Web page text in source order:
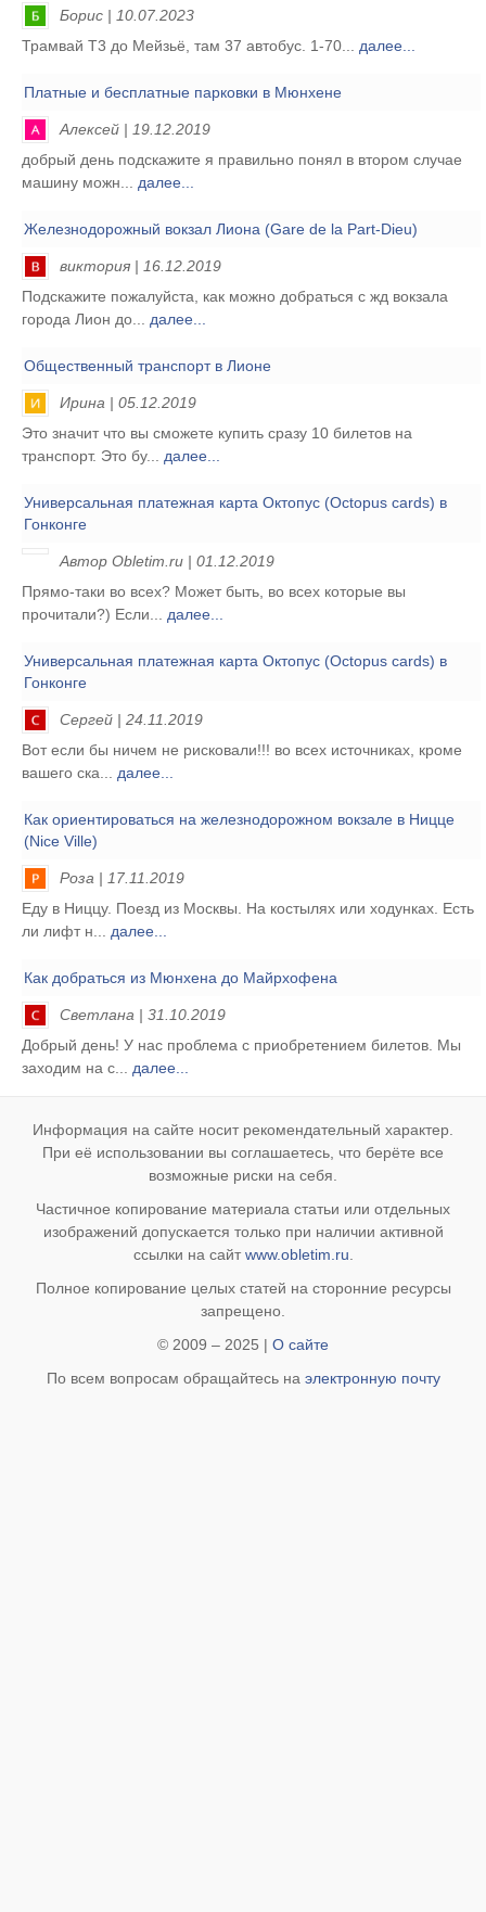
Борис | 10.07.2023
Трамвай Т3 до Мейзьё, там 37 автобус. 1-70... далее...
Платные и бесплатные парковки в Мюнхене
Алексей | 19.12.2019
добрый день подскажите я правильно понял в втором случае
машину можн... далее...
Железнодорожный вокзал Лиона (Gare de la Part-Dieu)
виктория | 16.12.2019
Подскажите пожалуйста, как можно добраться с жд вокзала
города Лион до... далее...
Общественный транспорт в Лионе
Ирина | 05.12.2019
Это значит что вы сможете купить сразу 10 билетов на
транспорт. Это бу... далее...
Универсальная платежная карта Октопус (Octopus cards) в
Гонконге
Автор Obletim.ru | 01.12.2019
Прямо-таки во всех? Может быть, во всех которые вы
прочитали?) Если... далее...
Универсальная платежная карта Октопус (Octopus cards) в
Гонконге
Сергей | 24.11.2019
Вот если бы ничем не рисковали!!! во всех источниках, кроме
вашего ска... далее...
Как ориентироваться на железнодорожном вокзале в Ницце
(Nice Ville)
Роза | 17.11.2019
Еду в Ниццу. Поезд из Москвы. На костылях или ходунках. Есть
ли лифт н... далее...
Как добраться из Мюнхена до Майрхофена
Светлана | 31.10.2019
Добрый день! У нас проблема с приобретением билетов. Мы
заходим на с... далее...
Информация на сайте носит рекомендательный характер.
При её использовании вы соглашаетесь, что берёте все
возможные риски на себя.
Частичное копирование материала статьи или отдельных
изображений допускается только при наличии активной
ссылки на сайт www.obletim.ru
Полное копирование целых статей на сторонние ресурсы
запрещено.
© 2009 – 2025 | О сайте
По всем вопросам обращайтесь на электронную почту